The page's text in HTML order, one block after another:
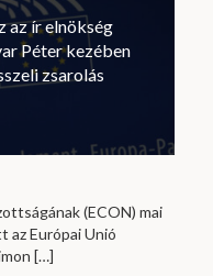
az ír elnökség
Péter kezében
zsarolás
(ECON) mai
az Európai Unió
[…]